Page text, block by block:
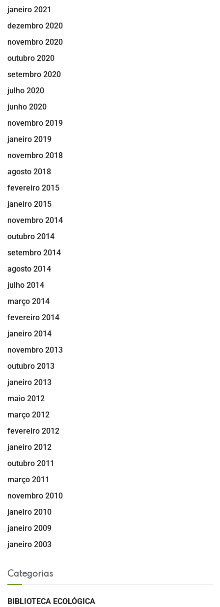
janeiro 2021
dezembro 2020
novembro 2020
outubro 2020
setembro 2020
julho 2020
junho 2020
novembro 2019
janeiro 2019
novembro 2018
agosto 2018
fevereiro 2015
janeiro 2015
novembro 2014
outubro 2014
setembro 2014
agosto 2014
julho 2014
março 2014
fevereiro 2014
janeiro 2014
novembro 2013
outubro 2013
janeiro 2013
maio 2012
março 2012
fevereiro 2012
janeiro 2012
outubro 2011
março 2011
novembro 2010
janeiro 2010
janeiro 2009
janeiro 2003
Categorias
BIBLIOTECA ECOLÓGICA